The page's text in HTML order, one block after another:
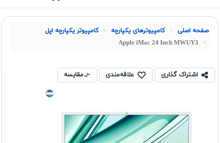
صفحه اصلی کامپیوترهای یکپارچه کامپیوتر یکپارچه اپل
Apple iMac 24 Inch MWUY3
اشتراک گذاری علاقه‌مندی مقایسه